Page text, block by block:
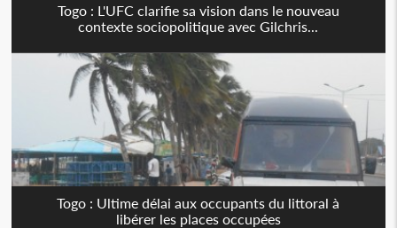
Togo : L'UFC clarifie sa vision dans le nouveau
contexte sociopolitique avec Gilchris...
Togo : Ultime délai aux occupants du littoral à
libérer les places occupées